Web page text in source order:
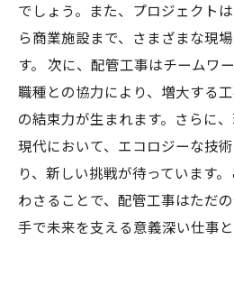
でしょう。また、プロジェクト
ら商業施設まで、さまざまな現
す。 次に、配管工事はチームワ
職種との協力により、増大する
の結束力が生まれます。さらに
現代において、エコロジーな技
り、新しい挑戦が待っています
わさることで、配管工事はただ
手で未来を支える意義深い仕事と